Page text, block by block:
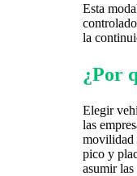
Esta
la
¿Por
Elegir
las
movilidad
pico y
asumir